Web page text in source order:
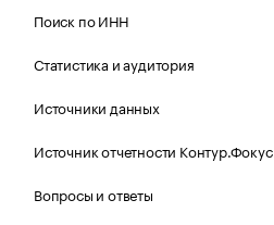
Поиск по ИНН
Статистика и аудитория
Источники данных
Источник отчетности Контур.Фокус
Вопросы и ответы